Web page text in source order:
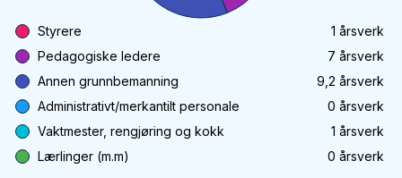
Styrere 1 årsverk
Pedagogiske ledere
7 årsverk
Annen grunnbemanning
9,2 årsverk
Administrativt/merkantilt personale
0 årsverk
Vaktmester, rengjøring og kokk
1 årsverk
Lærlinger (m.m)
0 årsverk